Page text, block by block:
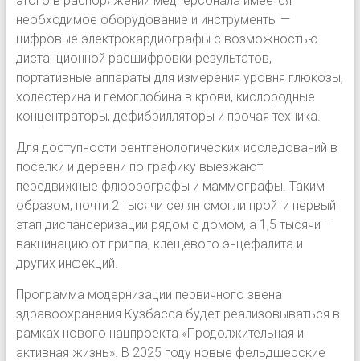
необходимое оборудование и инструменты —
цифровые электрокардиографы с возможностью
дистанционной расшифровки результатов,
портативные аппараты для измерения уровня глюкозы,
холестерина и гемоглобина в крови, кислородные
концентраторы, дефибрилляторы и прочая техника.
Для доступности рентгенологических исследований в
поселки и деревни по графику выезжают
передвижные флюорографы и маммографы. Таким
образом, почти 2 тысячи селян смогли пройти первый
этап диспансеризации рядом с домом, а 1,5 тысячи —
вакцинацию от гриппа, клещевого энцефалита и
других инфекций.
Программа модернизации первичного звена
здравоохранения Кузбасса будет реализовываться в
рамках нового нацпроекта «Продолжительная и
активная жизнь». В 2025 году новые фельдшерские